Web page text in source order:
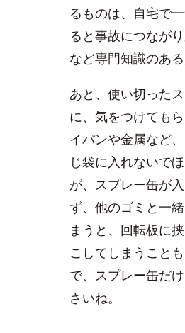
るものは、自宅で
ると事故につなが
など専門知識のあ
あと、使い切った
に、気をつけても
イパンや金属など
じ袋に入れないで
が、スプレー缶が
ず、他のゴミと一
まうと、回転板に
こしてしまうこと
で、スプレー缶だ
さいね。